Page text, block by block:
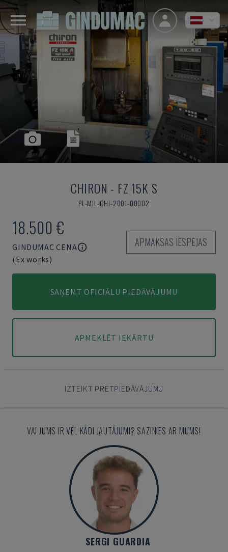
CHIRON - FZ 15K S
PL-MIL-CHI-2001-00002
18.500 €
GINDUMAC CENA
(Ex works)
APMAKSAS IESPĒJAS
SAŅEMT OFICIĀLU PIEDĀVĀJUMU
APMEKLĒT IEKĀRTU
IZTEIKT PRETPIEDĀVĀJUMU
VAI JUMS IR VĒL KĀDI JAUTĀJUMI? SAZINIES AR MUMS!
SERGI GUARDIA